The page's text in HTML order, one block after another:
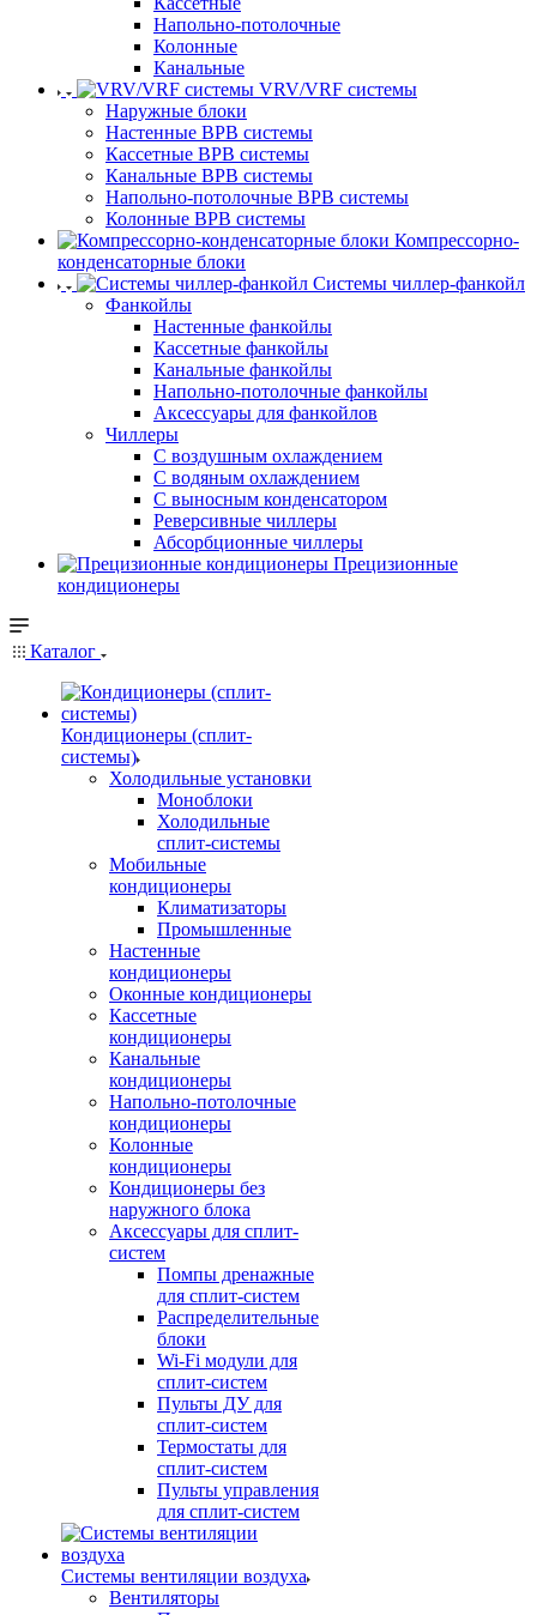
Напольно-потолочные
Колонные
Канальные
VRV/VRF системы
Наружные блоки
Настенные ВРВ системы
Кассетные ВРВ системы
Канальные ВРВ системы
Напольно-потолочные ВРВ системы
Колонные ВРВ системы
Компрессорно-
конденсаторные блоки
Системы чиллер-фанкойл
Фанкойлы
Настенные фанкойлы
Кассетные фанкойлы
Канальные фанкойлы
Напольно-потолочные фанкойлы
Аксессуары для фанкойлов
Чиллеры
С воздушным охлаждением
С водяным охлаждением
С выносным конденсатором
Реверсивные чиллеры
Абсорбционные чиллеры
Прецизионные
кондиционеры
Каталог
Кондиционеры (сплит-
системы)
Холодильные установки
Моноблоки
Холодильные
сплит-системы
Мобильные
кондиционеры
Климатизаторы
Промышленные
Настенные
кондиционеры
Оконные кондиционеры
Кассетные
кондиционеры
Канальные
кондиционеры
Напольно-потолочные
кондиционеры
Колонные
кондиционеры
Кондиционеры без
наружного блока
Аксессуары для сплит-
систем
Помпы дренажные
для сплит-систем
Распределительные
блоки
Wi-Fi модули для
сплит-систем
Пульты ДУ для
сплит-систем
Термостаты для
сплит-систем
Пульты управления
для сплит-систем
Системы вентиляции воздуха
Вентиляторы